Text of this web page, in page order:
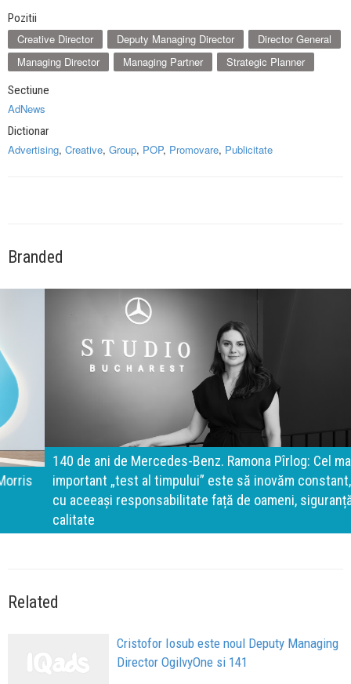
Pozitii
Creative Director Deputy Managing Director
Director General
Managing Director
Managing Partner Strategic Planner
Sectiune
AdNews
Dictionar
Advertising, Creative, Group, POP, Promovare, Publicitate
Branded
140 de ani de Mercedes-Benz. Ramona Pîrlog: Cel mai
important „test al timpului” este să inovăm constant, dar
cu aceeași responsabilitate față de oameni, siguranță și
Related
Cristofor Iosub este noul Deputy Managing
Director OgilvyOne si 141